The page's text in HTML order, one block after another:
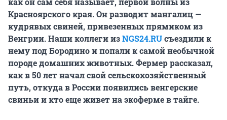
Красноярского края. Он разводит мангалиц —
кудрявых свиней, привезенных прямиком из
Венгрии. Наши коллеги изNGS24.RUсъездили к
нему под Бородино и попали к самой необычной
породе домашних животных. Фермер рассказал,
как в 50 лет начал свой сельскохозяйственный
путь, откуда в России появились венгерские
свиньи и кто еще живет на экоферме в тайге.